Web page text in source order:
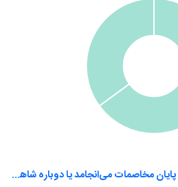
به نظر شما توافق با آمریکا به پایان مخاصمات می‌انجامد یا دوباره شاهد یک درگیری تمام عیار خواهیم بود؟